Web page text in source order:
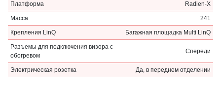
Платформа Radien-X
Масса 241
Крепления LinQ Багажная площадка Multi LinQ
Разъемы для подключения визора с
обогревом
Спереди
Электрическая розетка Да, в переднем отделении